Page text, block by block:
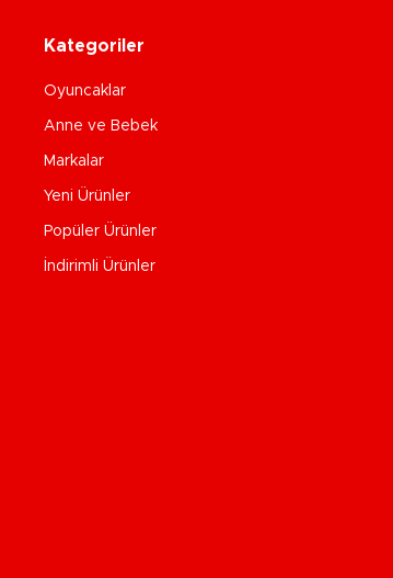
Kategoriler
Oyuncaklar
Anne ve Bebek
Markalar
Yeni Ürünler
Popüler Ürünler
İndirimli Ürünler